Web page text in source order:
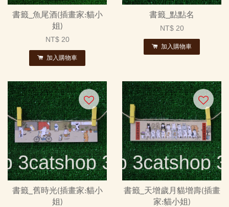
書籤_魚尾酒(插畫家:貓小
姐)
NT$ 20
加入購物車
書籤_點點名
NT$ 20
加入購物車
書籤_舊時光(插畫家:貓小
姐)
書籤_天增歲月貓增壽(插畫
家:貓小姐)